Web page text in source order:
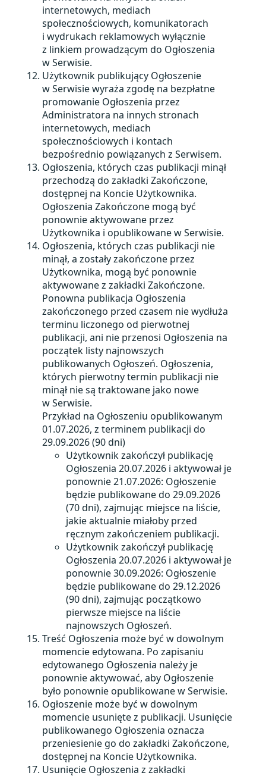
internetowych, mediach
społecznościowych, komunikatorach
i wydrukach reklamowych wyłącznie
z linkiem prowadzącym do Ogłoszenia
w Serwisie.
Użytkownik publikujący Ogłoszenie
w Serwisie wyraża zgodę na bezpłatne
promowanie Ogłoszenia przez
Administratora na innych stronach
internetowych, mediach
społecznościowych i kontach
bezpośrednio powiązanych z Serwisem.
Ogłoszenia, których czas publikacji minął
przechodzą do zakładki Zakończone,
dostępnej na Koncie Użytkownika.
Ogłoszenia Zakończone mogą być
ponownie aktywowane przez
Użytkownika i opublikowane w Serwisie.
Ogłoszenia, których czas publikacji nie
minął, a zostały zakończone przez
Użytkownika, mogą być ponownie
aktywowane z zakładki Zakończone.
Ponowna publikacja Ogłoszenia
zakończonego przed czasem nie wydłuża
terminu liczonego od pierwotnej
publikacji, ani nie przenosi Ogłoszenia na
początek listy najnowszych
publikowanych Ogłoszeń. Ogłoszenia,
których pierwotny termin publikacji nie
minął nie są traktowane jako nowe
w Serwisie.
Przykład na Ogłoszeniu opublikowanym
01.07.2026, z terminem publikacji do
29.09.2026 (90 dni)
Użytkownik zakończył publikację
Ogłoszenia 20.07.2026 i aktywował je
ponownie 21.07.2026: Ogłoszenie
będzie publikowane do 29.09.2026
(70 dni), zajmując miejsce na liście,
jakie aktualnie miałoby przed
ręcznym zakończeniem publikacji.
Użytkownik zakończył publikację
Ogłoszenia 20.07.2026 i aktywował je
ponownie 30.09.2026: Ogłoszenie
będzie publikowane do 29.12.2026
(90 dni), zajmując początkowo
pierwsze miejsce na liście
najnowszych Ogłoszeń.
Treść Ogłoszenia może być w dowolnym
momencie edytowana. Po zapisaniu
edytowanego Ogłoszenia należy je
ponownie aktywować, aby Ogłoszenie
było ponownie opublikowane w Serwisie.
Ogłoszenie może być w dowolnym
momencie usunięte z publikacji. Usunięcie
publikowanego Ogłoszenia oznacza
przeniesienie go do zakładki Zakończone,
dostępnej na Koncie Użytkownika.
Usunięcie Ogłoszenia z zakładki